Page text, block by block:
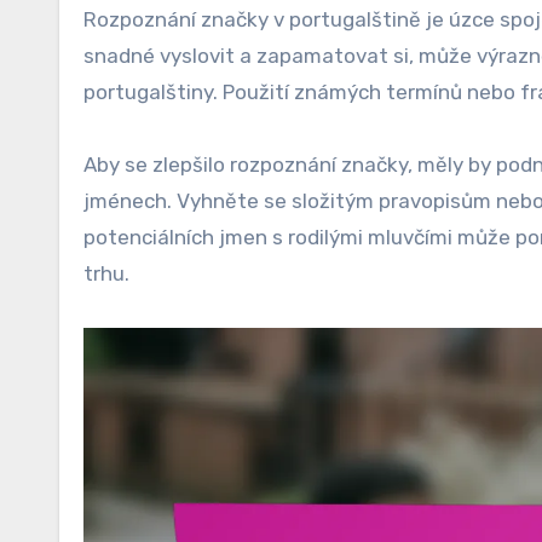
Rozpoznání značky v portugalštině je úzce
snadné vyslovit a zapamatovat si, může
portugalštiny. Použití známých termínů nebo
Aby se zlepšilo rozpoznání značky, měly by
jménech. Vyhněte se složitým pravopisům
potenciálních jmen s rodilými mluvčími může
trhu.